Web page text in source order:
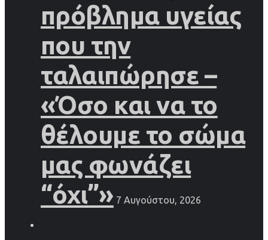
πρόβλημα υγείας
που την
ταλαιπώρησε –
«Όσο και να το
θέλουμε το σώμα
μας φωνάζει
“όχι”» 7 Αυγούστου, 2026